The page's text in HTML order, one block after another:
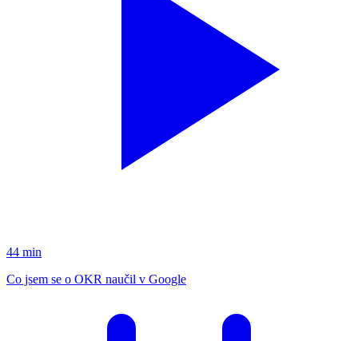
44 min
Co jsem se o OKR naučil v Google